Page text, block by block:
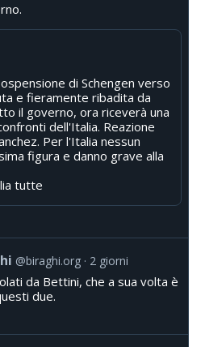
di Schengen verso
e fieramente ribadita da
il governo, ora riceverà una
dell'Italia. Reazione
Per l'Italia nessun
figura e danno grave alla
tutte
@biraghi.org 2 giorni
da Bettini, che a sua volta è
due.